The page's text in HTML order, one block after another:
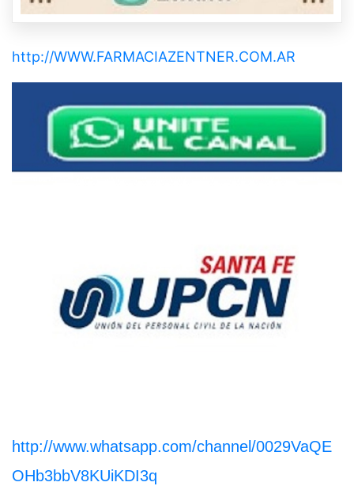
http://WWW.FARMACIAZENTNER.COM.AR
http://www.whatsapp.com/channel/0029VaQE
OHb3bbV8KUiKDI3q